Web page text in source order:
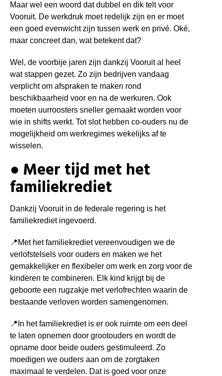
Maar wel een woord dat dubbel en dik telt voor
Vooruit. De werkdruk moet redelijk zijn en er moet
een goed evenwicht zijn tussen werk en privé. Oké,
maar concreet dan, wat betekent dat?
Wel, de voorbije jaren zijn dankzij Vooruit al heel
wat stappen gezet. Zo zijn bedrijven vandaag
verplicht om afspraken te maken rond
beschikbaarheid voor en na de werkuren. Ook
moeten uurroosters sneller gemaakt worden voor
wie in shifts werkt. Tot slot hebben co-ouders nu de
mogelijkheid om werkregimes wekelijks af te
wisselen.
● Meer tijd met het
familiekrediet
Dankzij Vooruit in de federale regering is het
familiekrediet ingevoerd.
📍 Met het familiekrediet vereenvoudigen we de
verlofstelsels voor ouders en maken we het
gemakkelijker en flexibeler om werk en zorg voor de
kinderen te combineren. Elk kind krijgt bij de
geboorte een rugzakje met verlofrechten waarin de
bestaande verloven worden samengenomen.
📍In het familiekrediet is er ook ruimte om een deel
te laten opnemen door grootouders en wordt de
opname door beide ouders gestimuleerd. Zo
moedigen we ouders aan om de zorgtaken
maximaal te verdelen. Dat is goed voor onze